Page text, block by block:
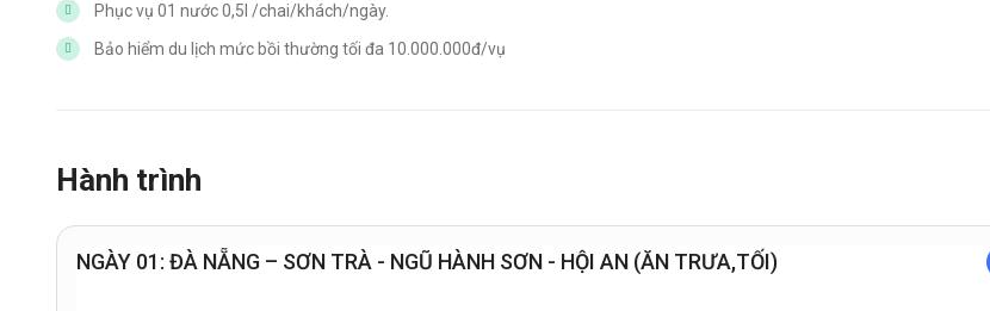
Phục vụ 01 nước 0,5l /chai/khách/ngày.
Bảo hiểm du lịch mức bồi thường tối đa 10.000.000đ/vụ
Hành trình
NGÀY 01: ĐÀ NẴNG – SƠN TRÀ - NGŨ HÀNH SƠN - HỘI AN (ĂN TRƯA,TỐI)